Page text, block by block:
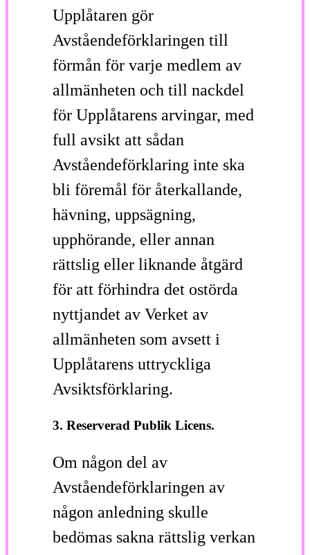
Upplåtaren gör
Avståendeförklaringen till
förmån för varje medlem av
allmänheten och till nackdel
för Upplåtarens arvingar, med
full avsikt att sådan
Avståendeförklaring inte ska
bli föremål för återkallande,
hävning, uppsägning,
upphörande, eller annan
rättslig eller liknande åtgärd
för att förhindra det ostörda
nyttjandet av Verket av
allmänheten som avsett i
Upplåtarens uttryckliga
Avsiktsförklaring.
3. Reserverad Publik Licens.
Om någon del av
Avståendeförklaringen av
någon anledning skulle
bedömas sakna rättslig verkan